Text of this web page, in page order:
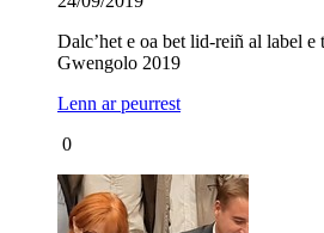
Dalc’het e oa bet lid-reiñ al label
Gwengolo 2019
Lenn ar peurrest
0